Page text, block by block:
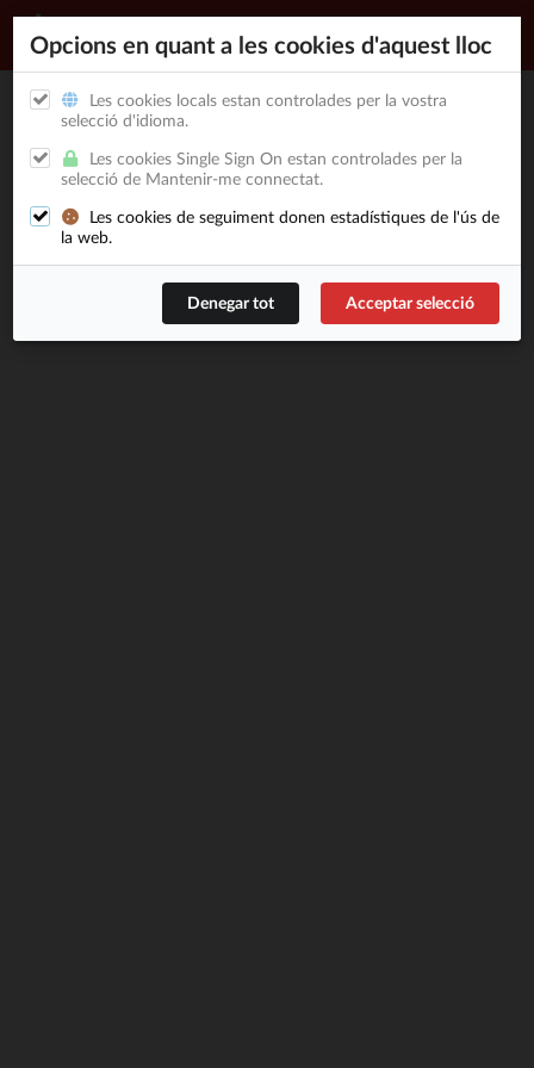
Opcions en quant a les cookies d'aquest lloc
Les cookies locals estan controlades per la vostra
selecció d'idioma.
Les cookies Single Sign On estan controlades per la
selecció de Mantenir-me connectat.
Les cookies de seguiment donen estadístiques de l'ús de
la web.